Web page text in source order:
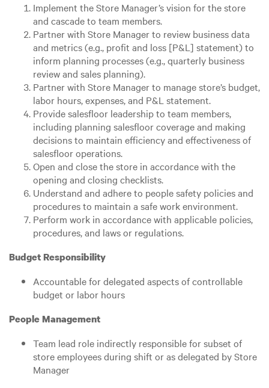
Implement the Store Manager’s vision for the store
and cascade to team members.
Partner with Store Manager to review business data
and metrics (e.g., profit and loss [P&L] statement) to
inform planning processes (e.g., quarterly business
review and sales planning).
Partner with Store Manager to manage store’s budget,
labor hours, expenses, and P&L statement.
Provide salesfloor leadership to team members,
including planning salesfloor coverage and making
decisions to maintain efficiency and effectiveness of
salesfloor operations.
Open and close the store in accordance with the
opening and closing checklists.
Understand and adhere to people safety policies and
procedures to maintain a safe work environment.
Perform work in accordance with applicable policies,
procedures, and laws or regulations.
Budget Responsibility
Accountable for delegated aspects of controllable
budget or labor hours
People Management
Team lead role indirectly responsible for subset of
store employees during shift or as delegated by Store
Manager